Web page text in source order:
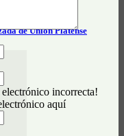
de Unión Platense
incorrecta!
aquí